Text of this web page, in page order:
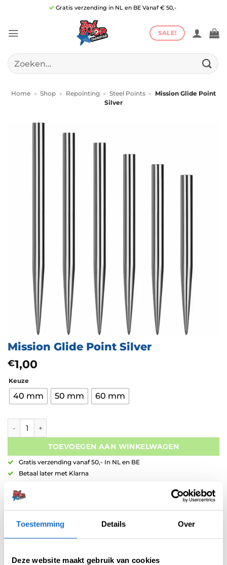
Toestemming Details Over
Deze website maakt gebruik van cookies
inhoud
Gratis verzending in NL en BE Vanaf € 50,-
SALE!
Zoeken
naar:
Home » Shop » Repointing » Steel Points »
Mission Glide Point
Silver
Mission Glide Point Silver
€1,00
Keuze
40 mm 50 mm 60 mm
Mission Glide Point Silver aantal
TOEVOEGEN AAN WINKELWAGEN
Gratis verzending vanaf 50,- In NL en BE
Betaal later met Klarna